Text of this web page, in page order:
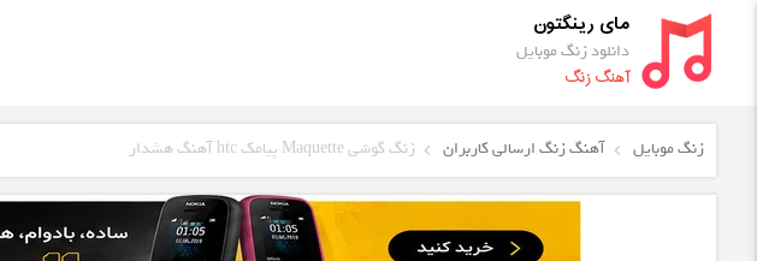
مای رینگتون
دانلود زنگ موبایل
آهنگ زنگ
زنگ موبایل آهنگ زنگ ارسالی کاربران زنگ گوشی Maquette پیامک htc آهنگ هشدار